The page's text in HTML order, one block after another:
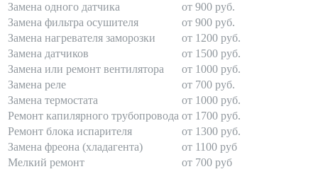
Замена одного датчика
от 900 руб.
Замена фильтра осушителя
от 900 руб.
Замена нагревателя заморозки
от 1200 руб.
Замена датчиков
от 1500 руб.
Замена или ремонт вентилятора
от 1000 руб.
Замена реле
от 700 руб.
Замена термостата
от 1000 руб.
Ремонт капилярного трубопровода от 1700 руб.
Ремонт блока испарителя
от 1300 руб.
Замена фреона (хладагента)
от 1100 руб
Мелкий ремонт
от 700 руб